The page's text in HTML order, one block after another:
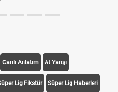
Canlı Anlatım At Yarışı
Lig Fikstür Süper Lig Haberleri